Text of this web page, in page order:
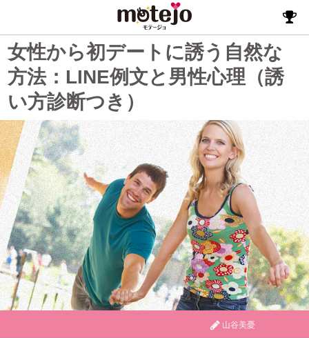
女性から初デートに誘う自然な
方法：LINE例文と男性心理（誘
い方診断つき）
山谷美憂